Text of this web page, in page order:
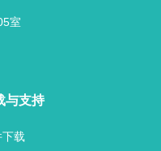
室
与支持
载